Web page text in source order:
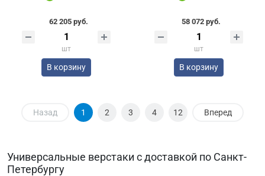
62 205 руб.
шт
В корзину
58 072 руб.
шт
В корзину
Назад 1 2 3 4 12 Вперед
Универсальные верстаки с доставкой по Санкт-
Петербургу